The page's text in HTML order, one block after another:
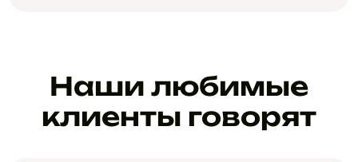
Наши любимые
клиенты говорят